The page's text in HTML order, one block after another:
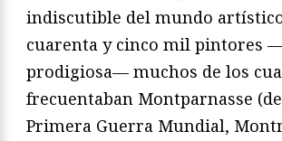
indiscutible del mundo
cuarenta y cinco mil pintores
prodigiosa–– muchos de los
frecuentaban Montparnasse
Primera Guerra Mundial,